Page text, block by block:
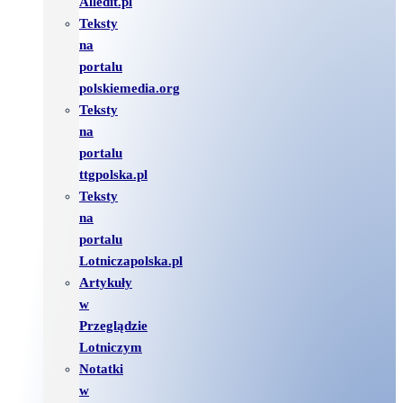
Teksty
na
portalu
polskiemedia.org
Teksty
na
portalu
ttgpolska.pl
Teksty
na
portalu
Lotniczapolska.pl
Artykuły
w
Przeglądzie
Lotniczym
Notatki
w